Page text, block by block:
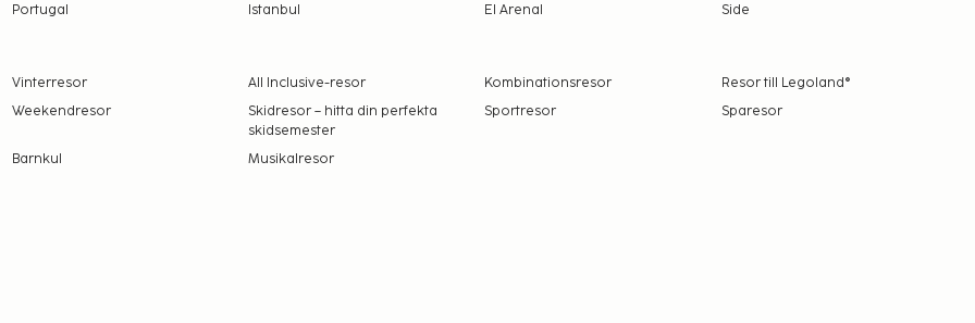
Portugal
Istanbul
El Arenal Side
Vinterresor All Inclusive-resor Kombinationsresor
Resor till Legoland®
Weekendresor
Skidresor – hitta din perfekta
skidsemester
Sportresor Sparesor
Barnkul Musikalresor